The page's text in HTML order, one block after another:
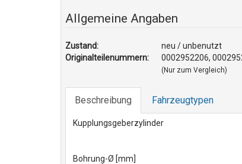
Allgemeine Angaben
Zustand:
neu / unbenutzt
Originalteilenummern:
0002952206,
(Nur zum Vergleich)
Beschreibung Fahrzeugtypen
Kupplungsgeberzylinder
Bohrung-Ø [mm]